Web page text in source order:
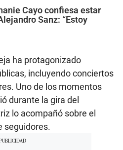
Cayo confiesa estar
Sanz: “Estoy
ha protagonizado
incluyendo conciertos
Uno de los momentos
durante la gira del
lo acompañó sobre el
seguidores.